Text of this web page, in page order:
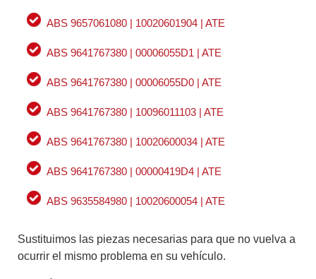
ABS 9657061080 | 10020601904 | ATE
ABS 9641767380 | 00006055D1 | ATE
ABS 9641767380 | 00006055D0 | ATE
ABS 9641767380 | 10096011103 | ATE
ABS 9641767380 | 10020600034 | ATE
ABS 9641767380 | 00000419D4 | ATE
ABS 9635584980 | 10020600054 | ATE
Sustituimos las piezas necesarias para que no vuelva a
ocurrir el mismo problema en su vehículo.